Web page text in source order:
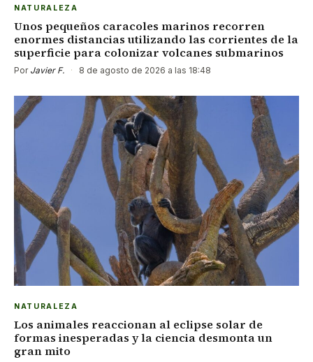
NATURALEZA
Unos pequeños caracoles marinos recorren
enormes distancias utilizando las corrientes de la
superficie para colonizar volcanes submarinos
Por Javier F. · 8 de agosto de 2026 a las 18:48
NATURALEZA
Los animales reaccionan al eclipse solar de
formas inesperadas y la ciencia desmonta un
gran mito